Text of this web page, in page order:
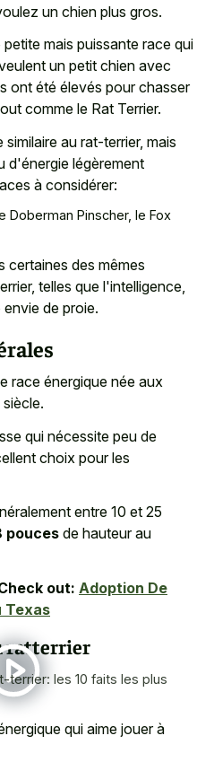
un chien plus gros.
mais puissante race qui
un petit chien avec
ont été élevés pour chasser
comme le Rat Terrier.
au rat-terrier, mais
d'énergie légèrement
à considérer:
Doberman Pinscher, le Fox
certaines des mêmes
telles que l'intelligence,
de proie.
race énergique née aux
qui nécessite peu de
choix pour les
entre 10 et 25
poucesde hauteur au
out: Adoption De
Texas
ratterrier
terrier: les 10 faits les plus
qui aime jouer à